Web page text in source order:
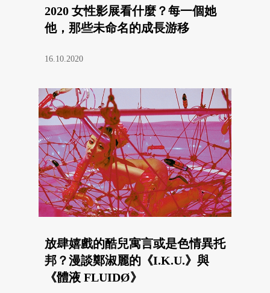
2020 女性影展看什麼？每一個她
他，那些未命名的成長游移
16.10.2020
放肆嬉戲的酷兒寓言或是色情異托
邦？漫談鄭淑麗的《I.K.U.》與
《體液 FLUIDØ》